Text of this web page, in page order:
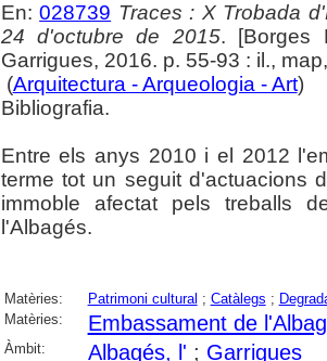
En:028739 Traces : X Trobada
24 d'octubre de 2015. [Borges
Garrigues, 2016. p. 55-93 : il.,
(Arquitectura - Arqueologia - Art)
Bibliografia.
Entre els anys 2010 i el 2012
terme tot un seguit d'actuacions
immoble afectat pels treballs
l'Albagés.
Matèries: Patrimoni cultural ; Catàlegs ;
Matèries:
Embassament de
Àmbit: Albagés, l' ; Garrigues